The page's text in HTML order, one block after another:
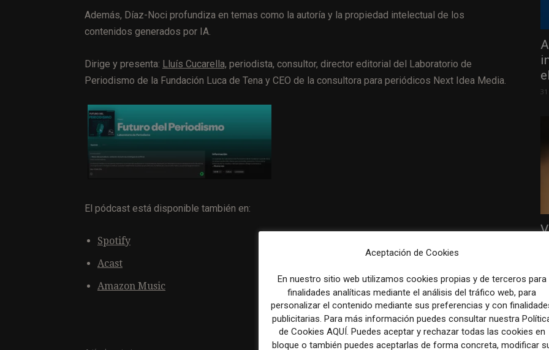
Además, Díaz-Noci profundiza en temas como la autoría y la propiedad intelectual de los
contenidos generados por IA.
Dirige y presenta: Lluís Cucarella, periodista, consultor, director editorial del Laboratorio de
Periodismo de la Fundación Luca de Tena y CEO de la consultora para periódicos Next Idea Media.
El pódcast está disponible también en:
Spotify
Acast
Amazon Music
Aceptación de Cookies
En nuestro sitio web utilizamos cookies propias y de terceros para
finalidades analíticas mediante el análisis del tráfico web, para
personalizar el contenido mediante sus preferencias y con
publicitarias. Para más información puedes consultar nuestra
de Cookies AQUÍ. Puedes aceptar y rechazar todas las cookies en
bloque o también puedes aceptarlas de forma concreta, modificar